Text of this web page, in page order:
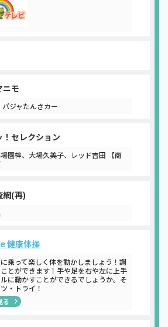
ニモ
パジャたんさカー
！セレクション
場園梓、大場久美子、レッド吉田 【商
網(再)
健康体操
に乗って楽しく体を動かしましょう！調
とができます！手や足を右や左に上手
に動かすことができるでしょうか。そ
・トライ！
る